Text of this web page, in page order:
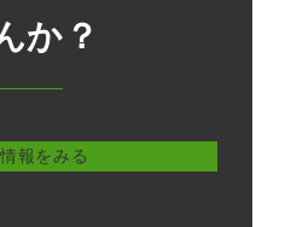
か？
報をみる